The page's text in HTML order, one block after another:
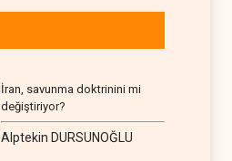
İran, savunma doktrinini mi
değiştiriyor?
Alptekin DURSUNOĞLU